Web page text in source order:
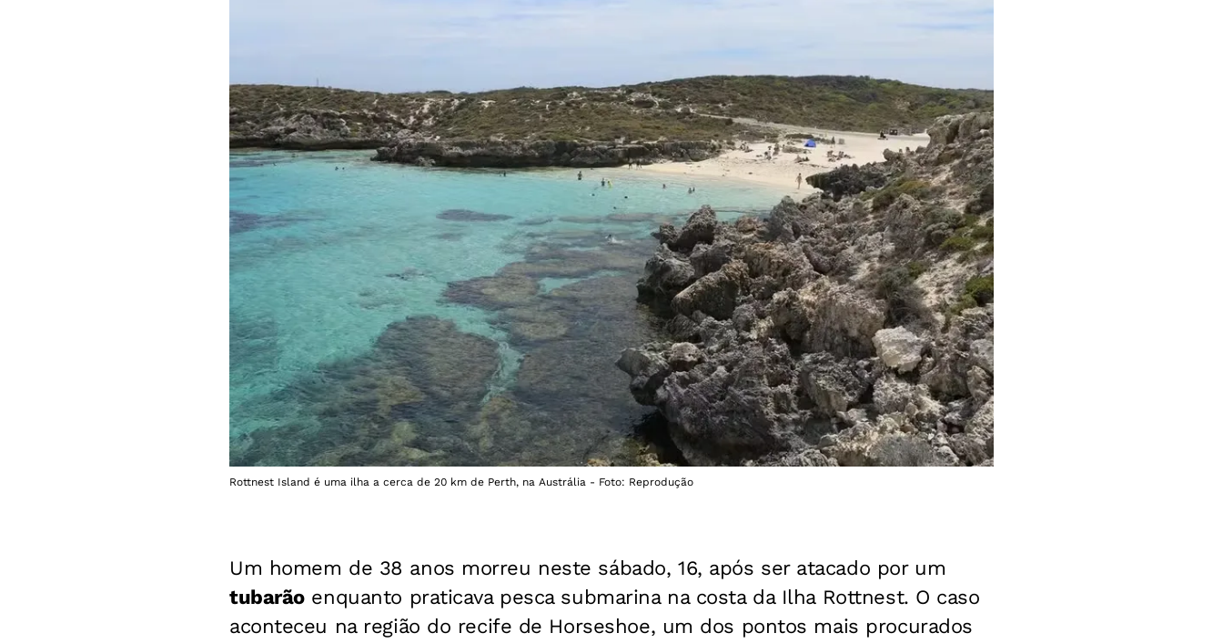
Rottnest Island é uma ilha a cerca de 20 km de Perth, na Austrália - Foto: Reprodução
Um homem de 38 anos morreu neste sábado, 16, após ser atacado por um
tubarãoenquanto praticava pesca submarina na costa da Ilha Rottnest. O caso
aconteceu na região do recife de Horseshoe, um dos pontos mais procurados